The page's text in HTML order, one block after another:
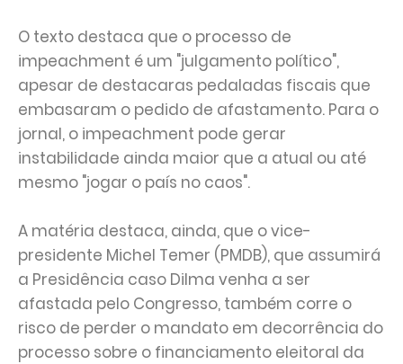
O texto destaca que o processo de
impeachment é um "julgamento político",
apesar de destacaras pedaladas fiscais que
embasaram o pedido de afastamento. Para o
jornal, o impeachment pode gerar
instabilidade ainda maior que a atual ou até
mesmo "jogar o país no caos".
A matéria destaca, ainda, que o vice-
presidente Michel Temer (PMDB), que assumirá
a Presidência caso Dilma venha a ser
afastada pelo Congresso, também corre o
risco de perder o mandato em decorrência do
processo sobre o financiamento eleitoral da